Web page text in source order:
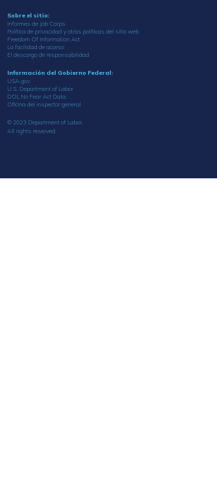
Sobre el sitio:
Informes de Job Corps
Política de privacidad y otras políticas del sitio web
Freedom Of Information Act
La facilidad de acceso
El descargo de responsabilidad
Información del Gobierno Federal:
USA.gov
U.S. Department of Labor
DOL No Fear Act Data
Oficina del inspector general
© 2023 Department of Labor.
All rights reserved.